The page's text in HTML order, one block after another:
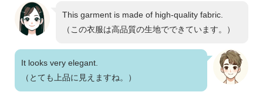
This garment is made of high-quality fabric.
（この衣服は高品質の生地でできています。）
It looks very elegant.
（とても上品に見えますね。）